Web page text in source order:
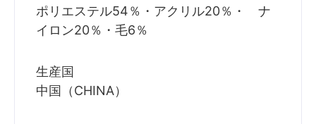
ポリエステル54％・アクリル20％・ ナ
イロン20％・毛6％
生産国
中国（CHINA）